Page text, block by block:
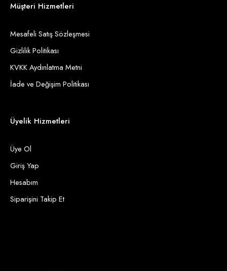
Müşteri Hizmetleri
Mesafeli Satış Sözleşmesi
Gizlilik Politikası
KVKK Aydınlatma Metni
İade ve Değişim Politikası
Üyelik Hizmetleri
Üye Ol
Giriş Yap
Hesabım
Siparişini Takip Et